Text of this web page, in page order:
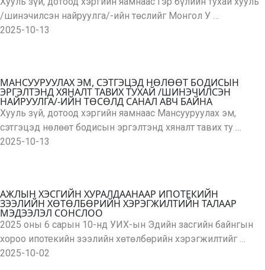
/шинэчилсэн найруулга/-ийн төслийг Монгол У …
2025-10-13
МАНСУУРУУЛАХ ЭМ, СЭТГЭЦЭД НӨЛӨӨТ БОДИСЫН
ЭРГЭЛТЭНД ХЯНАЛТ ТАВИХ ТУХАЙ /ШИНЭЧИЛСЭН
НАЙРУУЛГА/-ИЙН ТӨСӨЛД САНАЛ АВЧ БАЙНА
Хууль зүй, дотоод хэргийн яамнаас Мансууруулах эм,
сэтгэцэд нөлөөт бодисын эргэлтэнд хяналт тавих ту …
2025-10-13
АЖЛЫН ХЭСГИЙН ХУРАЛДААНААР ИПОТЕКИЙН
ЗЭЭЛИЙН ХӨТӨЛБӨРИЙН ХЭРЭГЖИЛТИЙН ТАЛААР
МЭДЭЭЛЭЛ СОНСЛОО
2025 оны 6 сарын 10-нд УИХ-ын Эдийн засгийн байнгын
хороо ипотекийн зээлийн хөтөлбөрийн хэрэгжилтийг …
2025-10-02